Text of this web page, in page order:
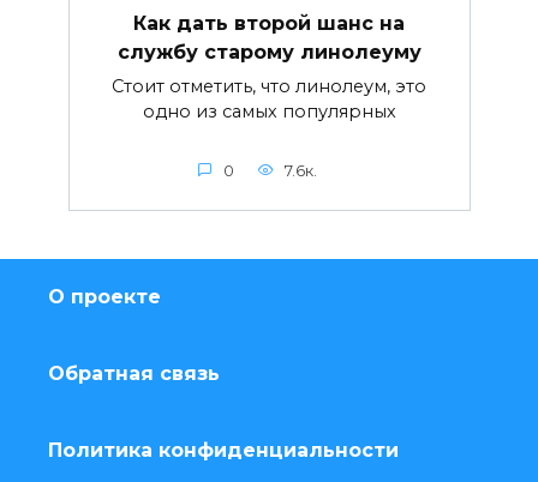
Как дать второй шанс на
службу старому линолеуму
Стоит отметить, что линолеум, это
одно из самых популярных
0 7.6к.
О проекте
Обратная связь
Политика конфиденциальности